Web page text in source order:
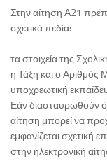
Στην αίτηση Α21
σχετικά πεδία:
τα στοιχεία της
η Τάξη και ο
υποχρεωτική
Εάν διασταυρωθούν
αίτηση μπορεί να
εμφανίζεται σχετική
στην ηλεκτρονική